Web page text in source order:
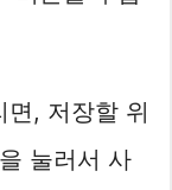
면, 저장할 위
눌러서 사